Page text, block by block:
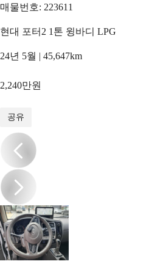
매물번호: 223611
현대 포터2 1톤 윙바디 LPG
24년 5월 | 45,647km
2,240만원
공유
/20